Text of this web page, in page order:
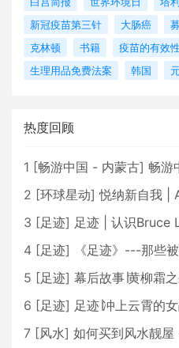
新冠疫苗第三针
大肠癌
克林顿
书籍 疫苗的有效性
生理用品免费法案
韩国
热度回顾
1 [畅游中国 - 内蒙古] 畅游
2 [环球星动] 悦纳新自我 |
3 [足迹] 足迹 | 认识Bruce
4 [足迹]
《足迹》---那些
5 [足迹] 幕后故事∣黄柳霜
6 [足迹] 足迹∣冲上云霄的
7 [风水] 如何买到风水靓